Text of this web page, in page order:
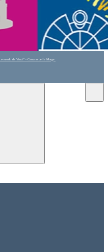
da Vinci" - Cassano delle Murge